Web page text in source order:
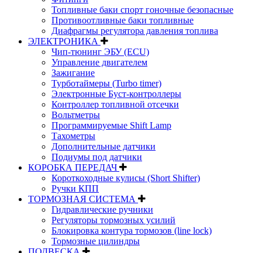
Топливные баки спорт гоночные безопасные
Противоотливные баки топливные
Диафрагмы регулятора давления топлива
ЭЛЕКТРОНИКА
Чип-тюнинг ЭБУ (ECU)
Управление двигателем
Зажигание
Турботаймеры (Turbo timer)
Электронные Буст-контроллеры
Контроллер топливной отсечки
Вольтметры
Программируемые Shift Lamp
Тахометры
Дополнительные датчики
Подиумы под датчики
КОРОБКА ПЕРЕДАЧ
Короткоходные кулисы (Short Shifter)
Ручки КПП
ТОРМОЗНАЯ СИСТЕМА
Гидравлические ручники
Регуляторы тормозных усилий
Блокировка контура тормозов (line lock)
Тормозные цилиндры